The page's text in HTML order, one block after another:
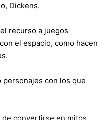
Dickens.
recurso a juegos
el espacio, como hacen
personajes con los que
de convertirse en mitos.